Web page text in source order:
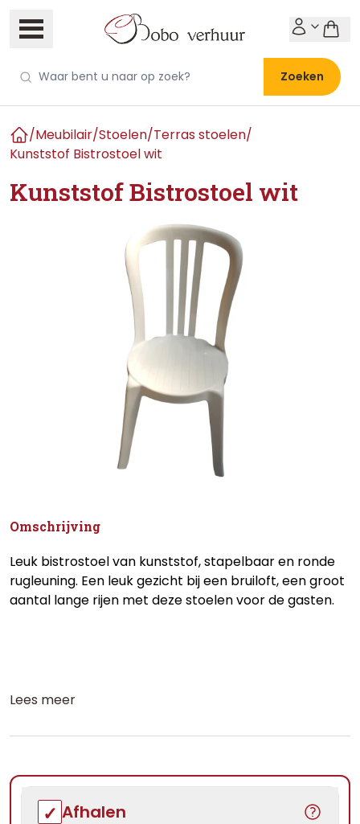
Zoeken
Home
/Meubilair/Stoelen/Terras stoelen/
Kunststof Bistrostoel wit
Kunststof Bistrostoel wit
Omschrijving
Leuk bistrostoel van kunststof, stapelbaar en ronde
rugleuning. Een leuk gezicht bij een bruiloft, een groot
aantal lange rijen met deze stoelen voor de gasten.
Lees meer
Afhalen